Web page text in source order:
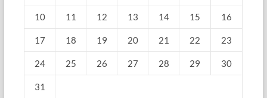
10 11 12 13 14 15 16
17 18 19 20 21 22 23
24 25 26 27 28 29 30
31